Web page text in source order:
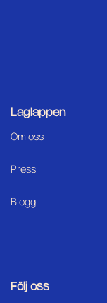
Laglappen
Om oss
Press
Blogg
Följ oss